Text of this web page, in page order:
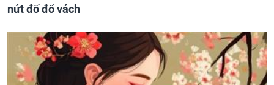
nứt đố đổ vách